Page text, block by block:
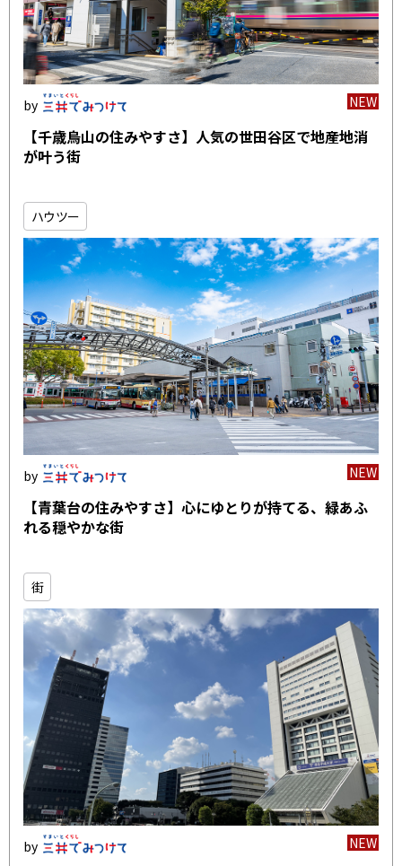
NEW
【千歳烏山の住みやすさ】人気の世田谷区で地産地消
が叶う街
ハウツー
NEW
【青葉台の住みやすさ】心にゆとりが持てる、緑あふ
れる穏やかな街
街
NEW